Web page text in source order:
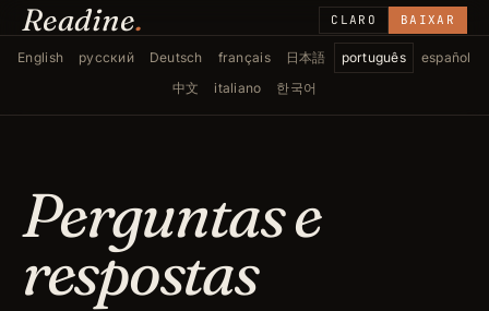
Readine. CLARO BAIXAR
English русский Deutsch français 日本語 português
español
中文
italiano 한국어
Perguntas e
respostas